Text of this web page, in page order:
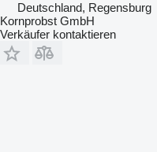
Deutschland, Regensburg
Kornprobst GmbH
Verkäufer kontaktieren